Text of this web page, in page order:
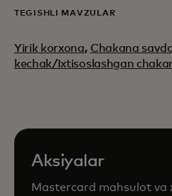
TEGISHLI MAVZULAR
Yirik korxona, Chakana
kechak/Ixtisoslashgan
Aksiyalar
Mastercard mahsulot va